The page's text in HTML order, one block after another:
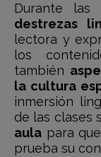
Durante las
destrezas
lectora y
los
también
la cultura
inmersión
de las clases
aula para
prueba su